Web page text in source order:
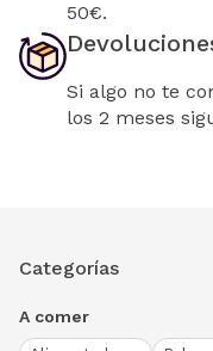
50€.
Si algo no te
los 2 meses
Categorías
A comer